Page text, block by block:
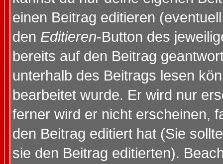
einen Beitrag editieren
den Editieren-Button des
bereits auf den Beitrag
unterhalb des Beitrags lesen
bearbeitet wurde. Er wird nur
ferner wird er nicht erscheinen,
den Beitrag editiert hat (Sie
sie den Beitrag editierten).